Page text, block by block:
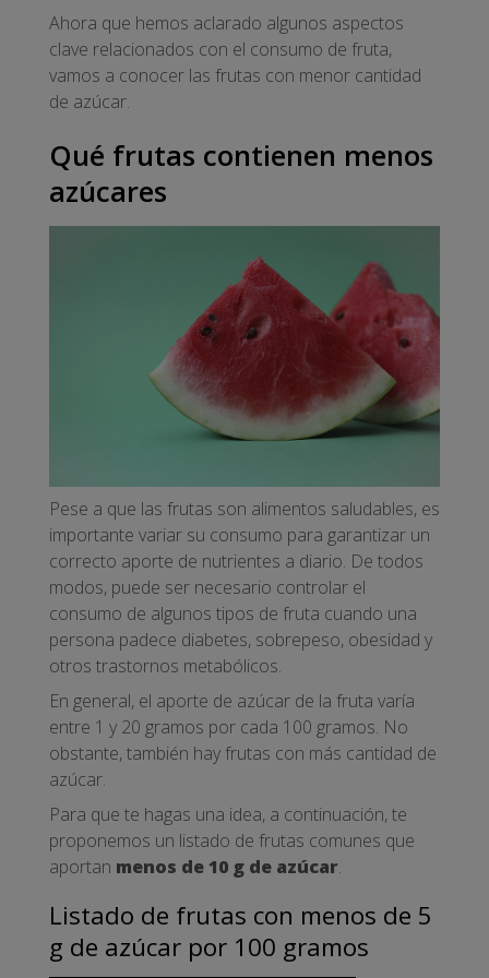
Ahora que hemos aclarado algunos aspectos
clave relacionados con el consumo de fruta,
vamos a conocer las frutas con menor cantidad
de azúcar.
Qué frutas contienen menos
azúcares
Pese a que las frutas son alimentos saludables, es
importante variar su consumo para garantizar un
correcto aporte de nutrientes a diario. De todos
modos, puede ser necesario controlar el
consumo de algunos tipos de fruta cuando una
persona padece diabetes, sobrepeso, obesidad y
otros trastornos metabólicos.
En general, el aporte de azúcar de la fruta varía
entre 1 y 20 gramos por cada 100 gramos. No
obstante, también hay frutas con más cantidad de
azúcar.
Para que te hagas una idea, a continuación, te
proponemos un listado de frutas comunes que
aportan menos de 10 g de azúcar.
Listado de frutas con menos de 5
g de azúcar por 100 gramos